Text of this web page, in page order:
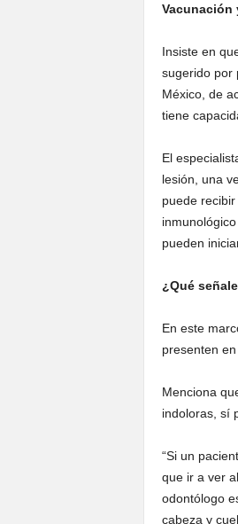
Vacunación
Insiste en
sugerido por
México, de
tiene
El
lesión, una
puede
pueden
¿Qué
En este
presenten
Menciona
indoloras, sí
“Si un
que ir a ver
odontólogo
cabeza y